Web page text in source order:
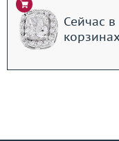
Сейчас в